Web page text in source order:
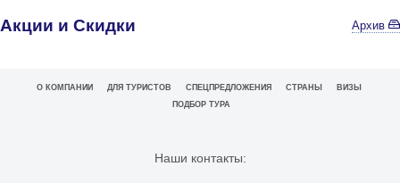
Акции и Скидки Архив
О КОМПАНИИ ДЛЯ ТУРИСТОВ СПЕЦПРЕДЛОЖЕНИЯ СТРАНЫ
ВИЗЫ
ПОДБОР ТУРА
Наши контакты: